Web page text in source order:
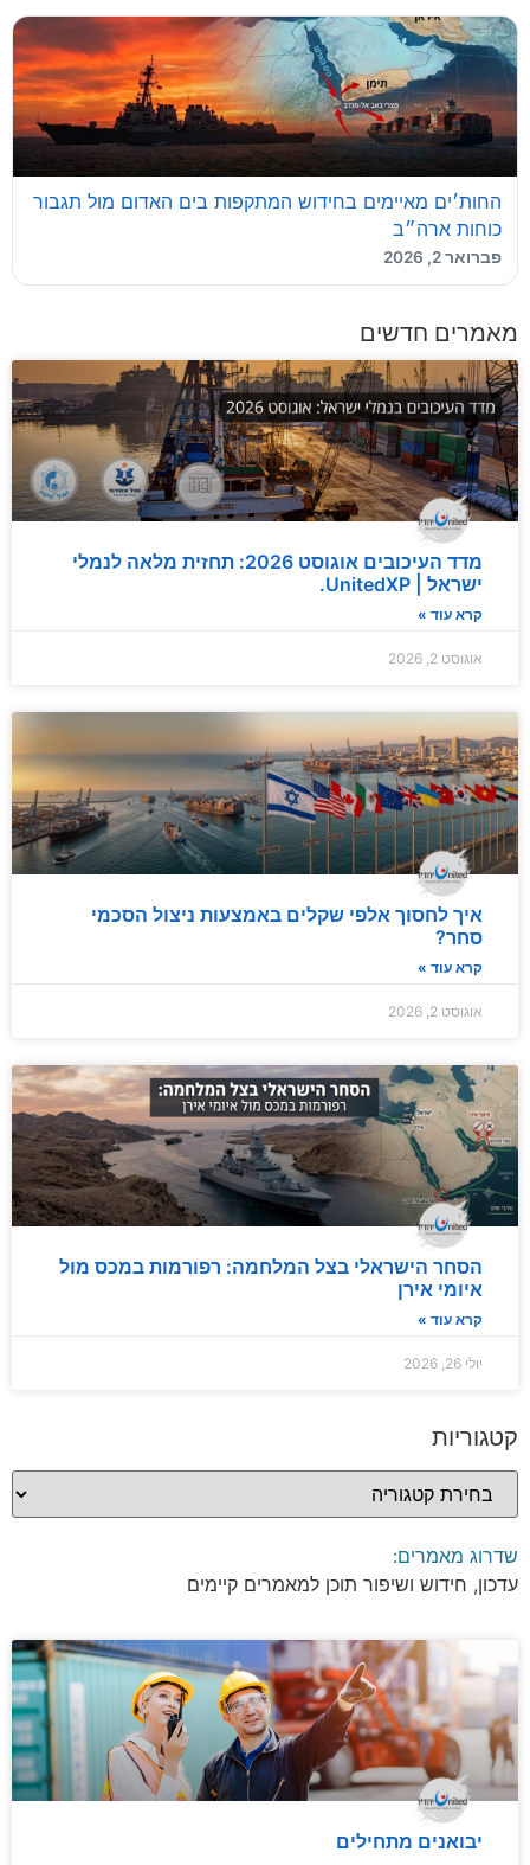
החות׳ים מאיימים בחידוש המתקפות בים האדום מול תגבור
כוחות ארה״ב
פברואר 2, 2026
מאמרים חדשים
מדד העיכובים אוגוסט 2026: תחזית מלאה לנמלי
ישראל | UnitedXP.
קרא עוד »
אוגוסט 2, 2026
איך לחסוך אלפי שקלים באמצעות ניצול הסכמי
סחר?
קרא עוד »
אוגוסט 2, 2026
הסחר הישראלי בצל המלחמה: רפורמות במכס מול
איומי אירן
קרא עוד »
יולי 26, 2026
קטגוריות
שדרוג מאמרים:
עדכון, חידוש ושיפור תוכן למאמרים קיימים
יבואנים מתחילים